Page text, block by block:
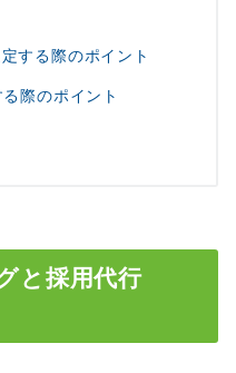
する際のポイント
際のポイント
と採用代行